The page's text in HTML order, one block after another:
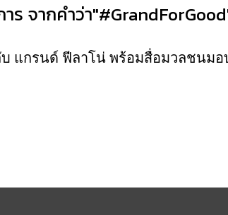
ร จากคำว่า
บ แกรนด์ ฟีลาโน่ พร้อมสื่อมวลชน